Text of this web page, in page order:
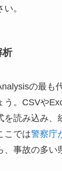
。
析
の最も
。CSVや
を読み込み、
こでは警察庁
、事故の多い